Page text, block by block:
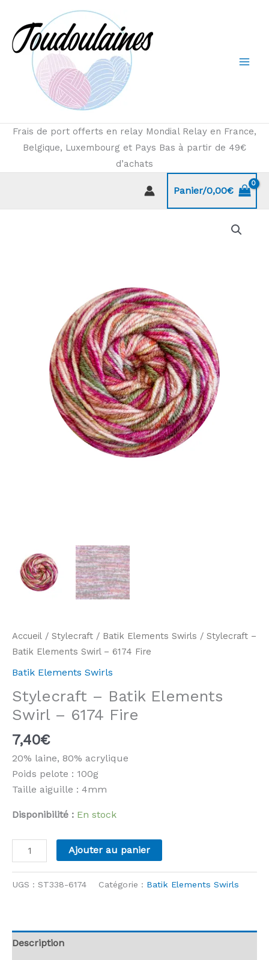
contenu
Frais de port offerts en relay Mondial Relay en France,
Belgique, Luxembourg et Pays Bas à partir de 49€
d’achats
Panier/0,00€
Accueil / Stylecraft / Batik Elements Swirls / Stylecraft –
Batik Elements Swirl – 6174 Fire
Batik Elements Swirls
Stylecraft – Batik Elements
Swirl – 6174 Fire
7,40€
20% laine, 80% acrylique
Poids pelote : 100g
Taille aiguille : 4mm
Disponibilité : En stock
quantité
de
Swirl
Ajouter au panier
UGS : ST338-6174 Catégorie : Batik Elements Swirls
Description